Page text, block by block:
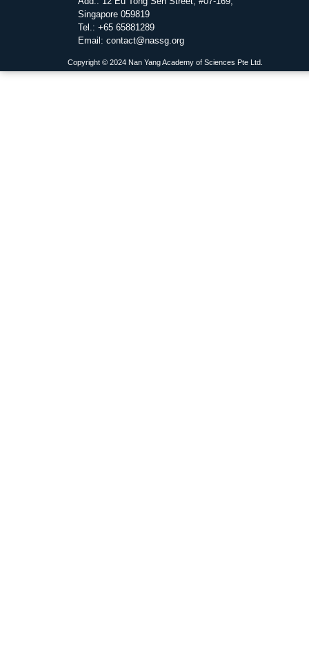
Singapore 059819
Tel.: +65 65881289
Email: contact@nassg.org
Copyright © 2024 Nan Yang Academy of Sciences Pte Ltd.